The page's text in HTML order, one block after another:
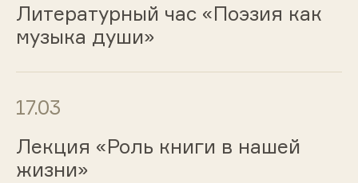
Литературный час «Поэзия как
музыка души»
17.03
Лекция «Роль книги в нашей
жизни»